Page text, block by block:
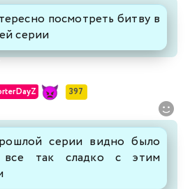
посмотреть битву в
серии
397
серии видно было
так сладко с этим